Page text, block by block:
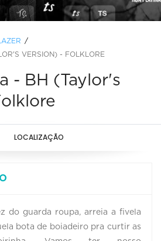
LAZER
VERSION) - FOLKLORE
- BH (Taylor's
LOCALIZAÇÃO
do guarda roupa, arreia a fivela
bota de boiadeiro pra curtir as